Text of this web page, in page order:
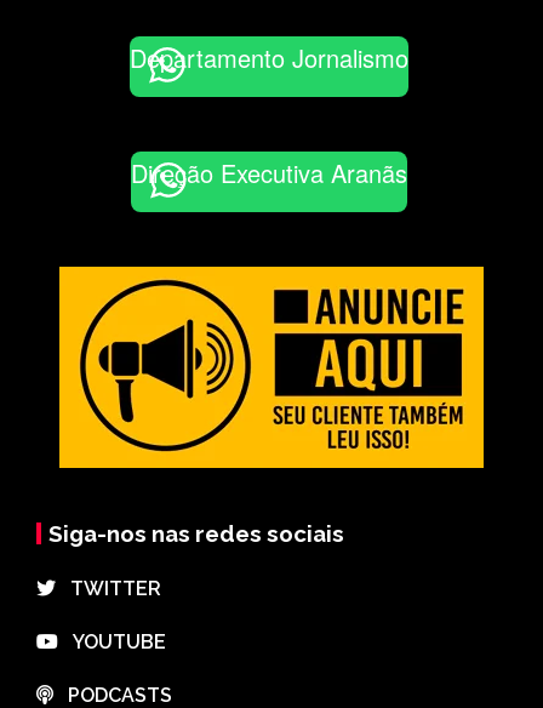
Departamento Jornalismo
Direção Executiva Aranãs
Siga-nos nas redes sociais
⠀TWITTER
⠀YOUTUBE
⠀PODCASTS